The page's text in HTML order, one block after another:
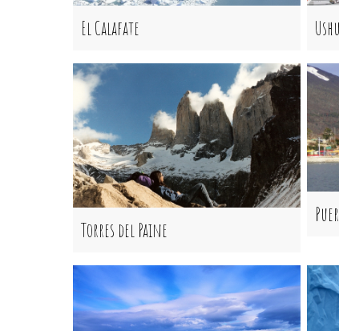
El Calafate
Torres del Paine